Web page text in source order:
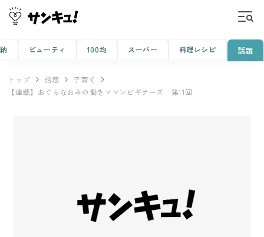
ビューティ 100均 スーパー 料理レシピ 話題
トップ 話題
子育て
【連載】おぐらなおみの働きママンビギナーズ 第11回